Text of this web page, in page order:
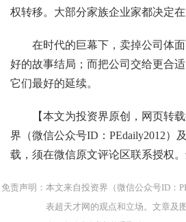
权转移。大部分家族企业家都决定在
在时代的巨幕下，卖掉公司体
好的故事结局；而把公司交给更合
它们最好的延续。
【本文为投资界原创，网页转
界（微信公众号ID：PEdaily2012）
载，须在微信原文评论区联系授权。
免责声明：本文来自投资界（微信公众号ID：
表超天才网的观点和立场。文章及